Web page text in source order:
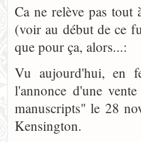
Ca ne relève pas tout
(voir au début de ce
que pour ça, alors...:
Vu aujourd'hui, en
l'annonce d'une
manuscripts" le 28
Kensington.